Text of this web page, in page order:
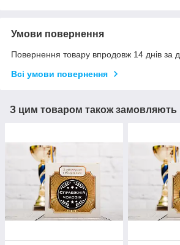
Умови повернення
Повернення товару впродовж 14 днів за
Всі умови повернення
З цим товаром також замовляють